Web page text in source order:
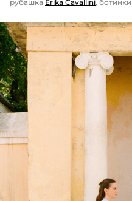
рубашка Erika Cavallini, ботинки